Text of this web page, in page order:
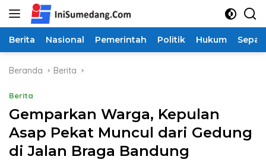
Langsung
Berita Nasional Pemerintah Politik Hukum
Beranda Berita
Berita
Gemparkan Warga, Kepulan
Asap Pekat Muncul dari Gedung
di Jalan Braga Bandung